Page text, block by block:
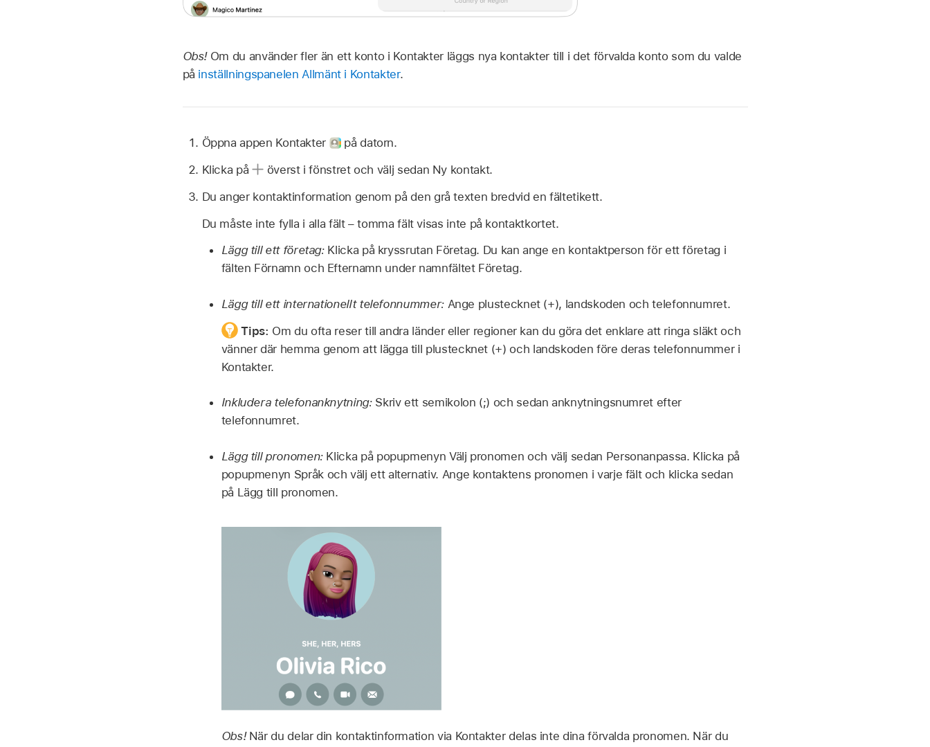
Obs! Om du använder fler än ett konto i Kontakter läggs nya kontakter till i det förvalda konto som du valde
på inställningspanelen Allmänt i Kontakter.
Öppna appen Kontakter
på datorn.
Klicka på
överst i fönstret och välj sedan Ny kontakt.
Du anger kontaktinformation genom på den grå texten bredvid en fältetikett.
Du måste inte fylla i alla fält – tomma fält visas inte på kontaktkortet.
Lägg till ett företag:Klicka på kryssrutan Företag. Du kan ange en kontaktperson för ett företag i
fälten Förnamn och Efternamn under namnfältet Företag.
Lägg till ett internationellt telefonnummer:Ange plustecknet (+), landskoden och telefonnumret.
Tips: Om du ofta reser till andra länder eller regioner kan du göra det enklare att ringa släkt och
vänner där hemma genom att lägga till plustecknet (+) och landskoden före deras telefonnummer i
Kontakter.
Inkludera telefonanknytning:Skriv ett semikolon (;) och sedan anknytningsnumret efter
telefonnumret.
Lägg till pronomen:Klicka på popupmenyn Välj pronomen och välj sedan Personanpassa. Klicka på
popupmenyn Språk och välj ett alternativ. Ange kontaktens pronomen i varje fält och klicka sedan
på Lägg till pronomen.
Obs! När du delar din kontaktinformation via Kontakter delas inte dina förvalda pronomen. När du